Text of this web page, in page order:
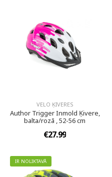
VELO ĶIVERES
Author Trigger Inmold Ķivere,
balta/rozā , 52-56 cm
€27.99
IR NOLIKTAVĀ